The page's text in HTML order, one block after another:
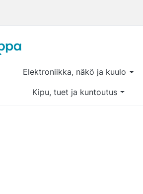
Elektroniikka, näkö ja kuulo
Kipu, tuet ja kuntoutus